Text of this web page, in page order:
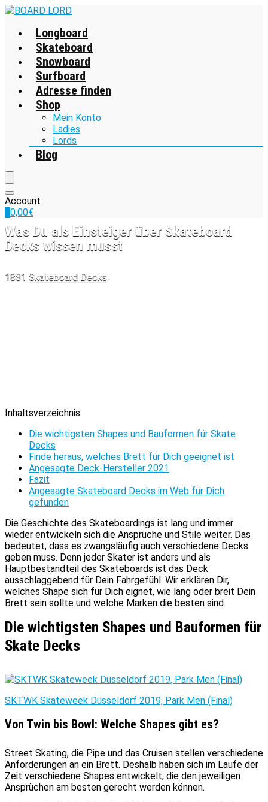
Longboard
Skateboard
Snowboard
Surfboard
Adresse finden
Shop
Mein Konto
Ladies
Lords
Blog
Account
0,00€
Was Du als Einsteiger über Skateboard
Decks wissen musst
1881 Skateboard Decks
Inhaltsverzeichnis
Die wichtigsten Shapes und Bauformen für Skate
Decks
Finde heraus, welches Brett für Dich geeignet ist
Angesagte Deck-Hersteller 2021
Fazit
Angesagte Skateboard Decks im Web für Dich
gefunden
Die Geschichte des Skateboardings ist lang und immer
wieder entwickeln sich die Ansprüche und Stile weiter. Das
bedeutet, dass es zwangsläufig auch verschiedene Decks
geben muss. Denn jeder Skater ist anders und als
Hauptbestandteil des Skateboards ist das Deck
ausschlaggebend für Dein Fahrgefühl. Wir erklären Dir,
welches Shape sich für Dich eignet, wie lang oder breit Dein
Brett sein sollte und welche Marken die besten sind.
Die wichtigsten Shapes und Bauformen für
Skate Decks
SKTWK Skateweek Düsseldorf 2019, Park Men (Final)
Von Twin bis Bowl: Welche Shapes gibt es?
Street Skating, die Pipe und das Cruisen stellen verschiedene
Anforderungen an ein Brett. Deshalb haben sich im Laufe der
Zeit verschiedene Shapes entwickelt, die den jeweiligen
Ansprüchen am besten gerecht werden können.